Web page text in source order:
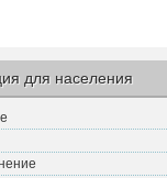
для населения